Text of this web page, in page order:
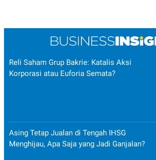
Reli Saham Grup Bakrie: Katalis Aksi
Korporasi atau Euforia Semata?
Asing Tetap Jualan di Tengah IHSG
Menghijau, Apa Saja yang Jadi Ganjalan?